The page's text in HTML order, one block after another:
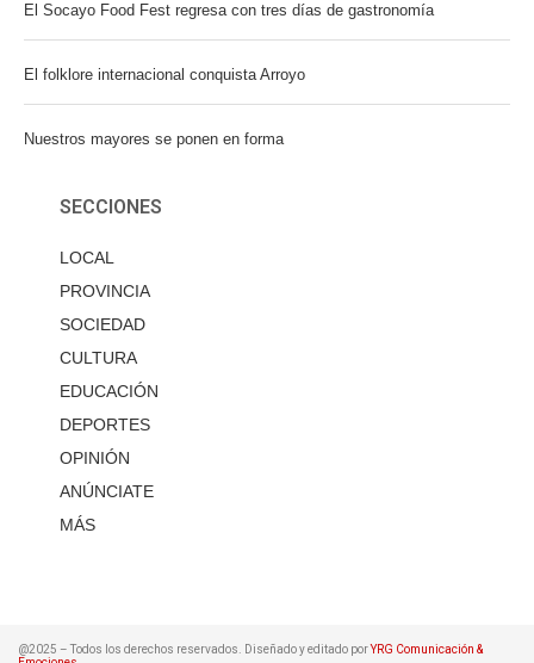
El Socayo Food Fest regresa con tres días de gastronomía
El folklore internacional conquista Arroyo
Nuestros mayores se ponen en forma
SECCIONES
LOCAL
PROVINCIA
SOCIEDAD
CULTURA
EDUCACIÓN
DEPORTES
OPINIÓN
ANÚNCIATE
MÁS
@2025 – Todos los derechos reservados. Diseñado y editado porYRG Comunicación &